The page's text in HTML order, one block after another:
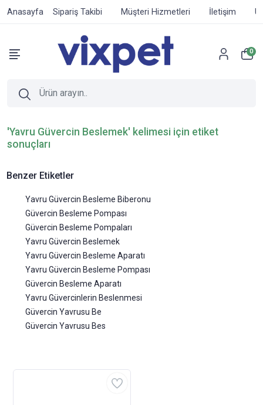
Anasayfa Sipariş Takibi Müşteri Hizmetleri İletişim
0
'Yavru Güvercin Beslemek' kelimesi için etiket
sonuçları
Benzer Etiketler
Yavru Güvercin Besleme Biberonu
Güvercin Besleme Pompası
Güvercin Besleme Pompaları
Yavru Güvercin Beslemek
Yavru Güvercin Besleme Aparatı
Yavru Güvercin Besleme Pompası
Güvercin Besleme Aparatı
Yavru Güvercinlerin Beslenmesi
Güvercin Yavrusu Be
Güvercin Yavrusu Bes